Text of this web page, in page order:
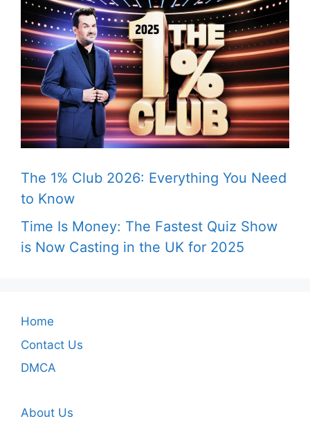
The 1% Club 2026: Everything You Need
to Know
Time Is Money: The Fastest Quiz Show
is Now Casting in the UK for 2025
Home
Contact Us
DMCA
About Us